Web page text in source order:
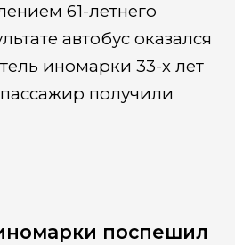
61-летнего
автобус оказался
иномарки 33-х лет
получили
поспешил